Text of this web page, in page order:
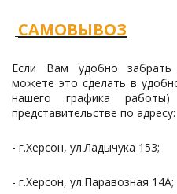
САМОВЫВОЗ
Если Вам удобно забрать
можете это сделать в
нашего графика
представительстве по адресу:
- г.Херсон, ул.Ладычука 153;
- г.Херсон, ул.Паравозная 14А;